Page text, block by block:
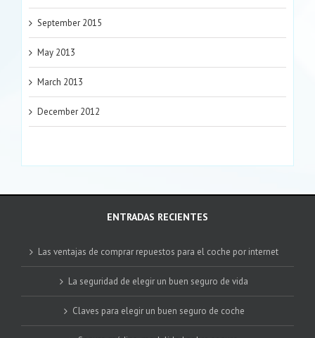
September 2015
May 2013
March 2013
December 2012
ENTRADAS RECIENTES
Las ventajas de comprar repuestos para el coche por internet
La seguridad de elegir un buen seguro de vida
Claves para elegir un buen seguro de coche